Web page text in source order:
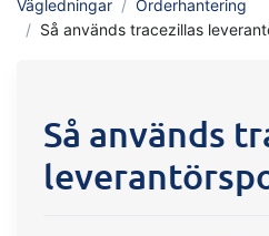
med handel och
Automatisera de
Spårbarhet &
API integration,
Vägledningar
Orderhantering
Så används tracezillas
Så används